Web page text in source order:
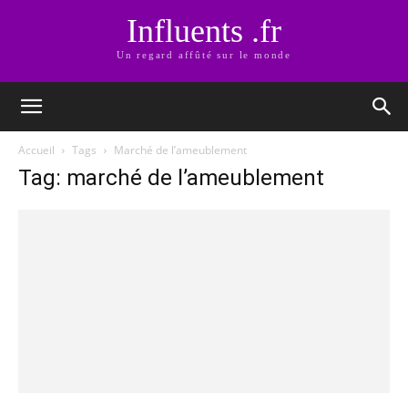
Influents .fr
Un regard affûté sur le monde
Accueil Tags Marché de l’ameublement
Tag: marché de l’ameublement